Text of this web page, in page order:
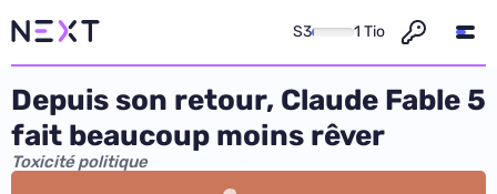
S3 1 Tio
Depuis son retour, Claude Fable 5
fait beaucoup moins rêver
Toxicité politique